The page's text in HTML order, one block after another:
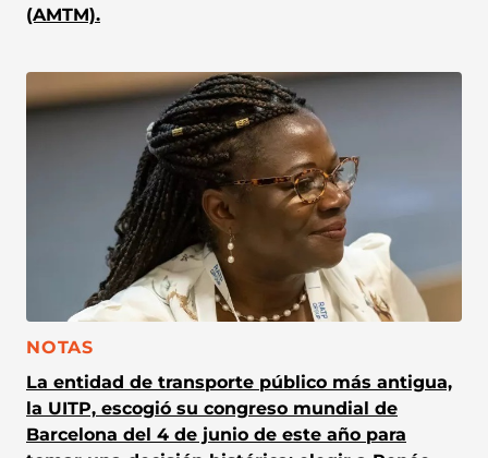
(AMTM).
CATEGORÍA:
NOTAS
La entidad de transporte público más antigua,
la UITP, escogió su congreso mundial de
Barcelona del 4 de junio de este año para